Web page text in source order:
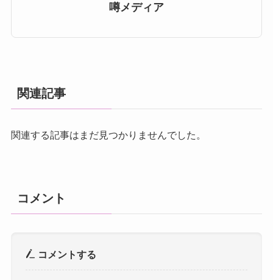
噂メディア
関連記事
関連する記事はまだ見つかりませんでした。
コメント
コメントする